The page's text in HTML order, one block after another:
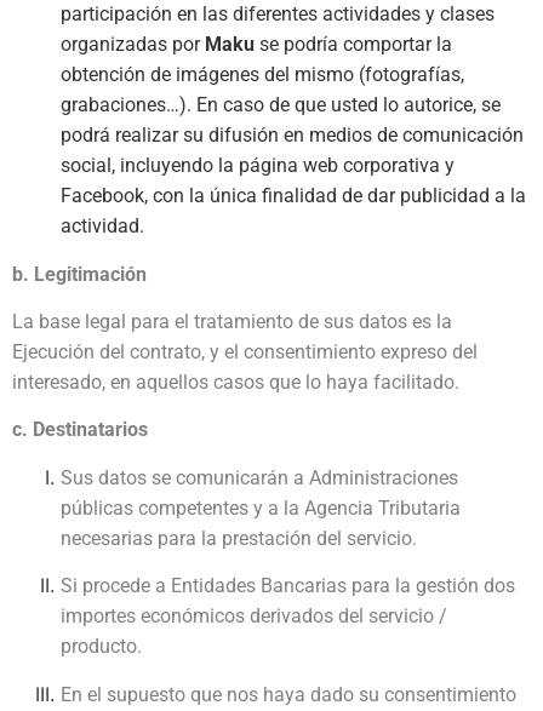
participación en las diferentes actividades y clases
organizadas por Maku se podría comportar la
obtención de imágenes del mismo (fotografías,
grabaciones…). En caso de que usted lo autorice, se
podrá realizar su difusión en medios de comunicación
social, incluyendo la página web corporativa y
Facebook, con la única finalidad de dar publicidad a la
actividad.
b. Legitimación
La base legal para el tratamiento de sus datos es la
Ejecución del contrato, y el consentimiento expreso del
interesado, en aquellos casos que lo haya facilitado.
c. Destinatarios
Sus datos se comunicarán a Administraciones
públicas competentes y a la Agencia Tributaria
necesarias para la prestación del servicio.
Si procede a Entidades Bancarias para la gestión dos
importes económicos derivados del servicio /
producto.
En el supuesto que nos haya dado su consentimiento